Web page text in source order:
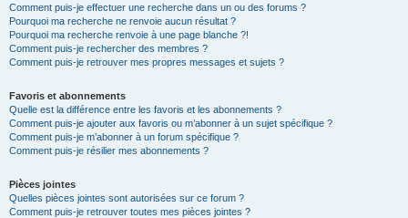
Comment puis-je effectuer une recherche dans un ou des forums ?
Pourquoi ma recherche ne renvoie aucun résultat ?
Pourquoi ma recherche renvoie à une page blanche ?!
Comment puis-je rechercher des membres ?
Comment puis-je retrouver mes propres messages et sujets ?
Favoris et abonnements
Quelle est la différence entre les favoris et les abonnements ?
Comment puis-je ajouter aux favoris ou m’abonner à un sujet spécifique ?
Comment puis-je m’abonner à un forum spécifique ?
Comment puis-je résilier mes abonnements ?
Pièces jointes
Quelles pièces jointes sont autorisées sur ce forum ?
Comment puis-je retrouver toutes mes pièces jointes ?